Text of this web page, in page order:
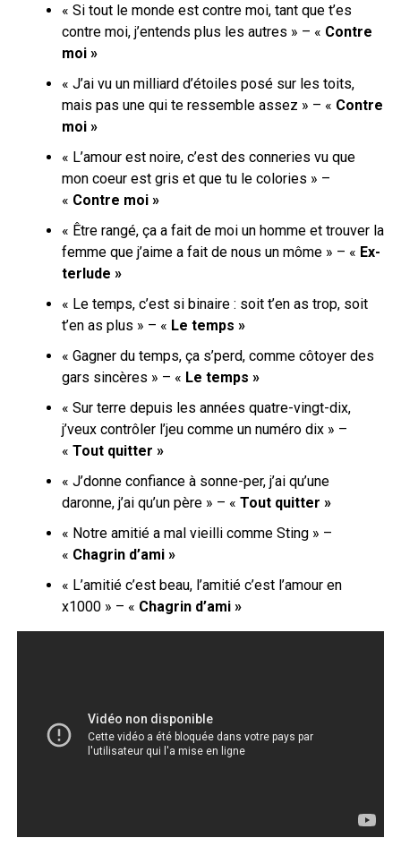
« Si tout le monde est contre moi, tant que t’es
contre moi, j’entends plus les autres » – « Contre
moi »
« J’ai vu un milliard d’étoiles posé sur les toits,
mais pas une qui te ressemble assez » – « Contre
moi »
« L’amour est noire, c’est des conneries vu que
mon coeur est gris et que tu le colories » –
« Contre moi »
« Être rangé, ça a fait de moi un homme et trouver la
femme que j’aime a fait de nous un môme » – « Ex-
terlude »
« Le temps, c’est si binaire : soit t’en as trop, soit
t’en as plus » – « Le temps »
« Gagner du temps, ça s’perd, comme côtoyer des
gars sincères » – « Le temps »
« Sur terre depuis les années quatre-vingt-dix,
j’veux contrôler l’jeu comme un numéro dix » –
« Tout quitter »
« J’donne confiance à sonne-per, j’ai qu’une
daronne, j’ai qu’un père » – « Tout quitter »
« Notre amitié a mal vieilli comme Sting » –
« Chagrin d’ami »
« L’amitié c’est beau, l’amitié c’est l’amour en
x1000 » – « Chagrin d’ami »